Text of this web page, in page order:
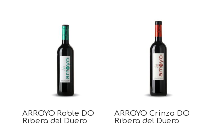
ARROYO Roble DO
Ribera del Duero
ARROYO Crinza DO
Ribera del Duero